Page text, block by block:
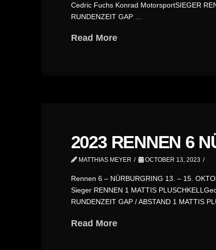
Cedric Fuchs Konrad MotorsportSIEGER
RUNDENZEIT GAP …
Read More
2023 RENNEN 6
MATTHIAS MEYER OCTOBER 13, 2023
Rennen 6 – NÜRBURGRING 13. – 15.
Sieger RENNEN 1 MATTIS
RUNDENZEIT GAP / ABSTAND 1 MATTIS
Read More